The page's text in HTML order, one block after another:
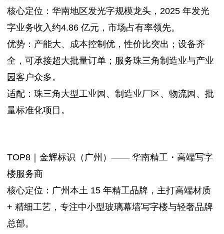
核心定位：华南地区发光字规模龙头，2025 年发光
字业务收入约4.86 亿元，市场占有率领先。
优势：产能大、成本控制优，性价比突出；设备齐
全，可承接超大批量订单；服务珠三角制造业与产业
园客户众多。
适配：珠三角大型工业园、制造业厂区、物流园、批
量标准化项目。
TOP8｜金辉标识（广州）—— 华南精工・高端写字
楼服务商
核心定位：广州本土 15 年精工品牌，主打高端材质
+ 精细工艺，专注中小型玻璃幕墙写字楼与轻奢品牌
总部。